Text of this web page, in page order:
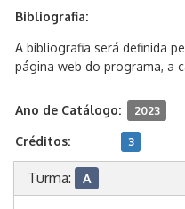
Bibliografia:
A bibliografia será definida
página web do programa, a
Ano de Catálogo: 2023
Créditos: 3
Turma: A